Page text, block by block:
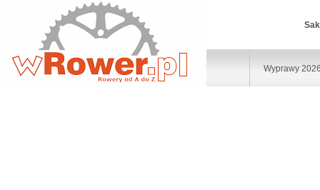
Wyprawy